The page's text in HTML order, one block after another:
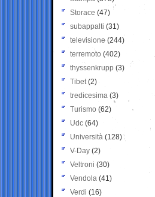
Storace (47)
subappalti (31)
televisione(244)
terremoto (402)
thyssenkrupp (3)
Tibet(2)
tredicesima (3)
Turismo (62)
Udc (64)
Università (128)
V-Day (2)
Veltroni (30)
Vendola (41)
Verdi (16)